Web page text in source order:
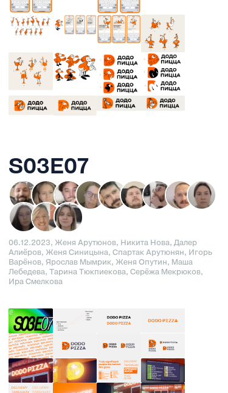
S03E07
06.12.2023, Женя Арутюнов, Никита Нова, Далер
Алиёров, Женя Синицына, Спартак Арутюнян, Игорь
Варёнов, Ярослав Мымрик, Женя Опутин, Маша
Лебедева, Тарина Тюкпиекова, Серёжа Мекрюков,
Ира Смелкова